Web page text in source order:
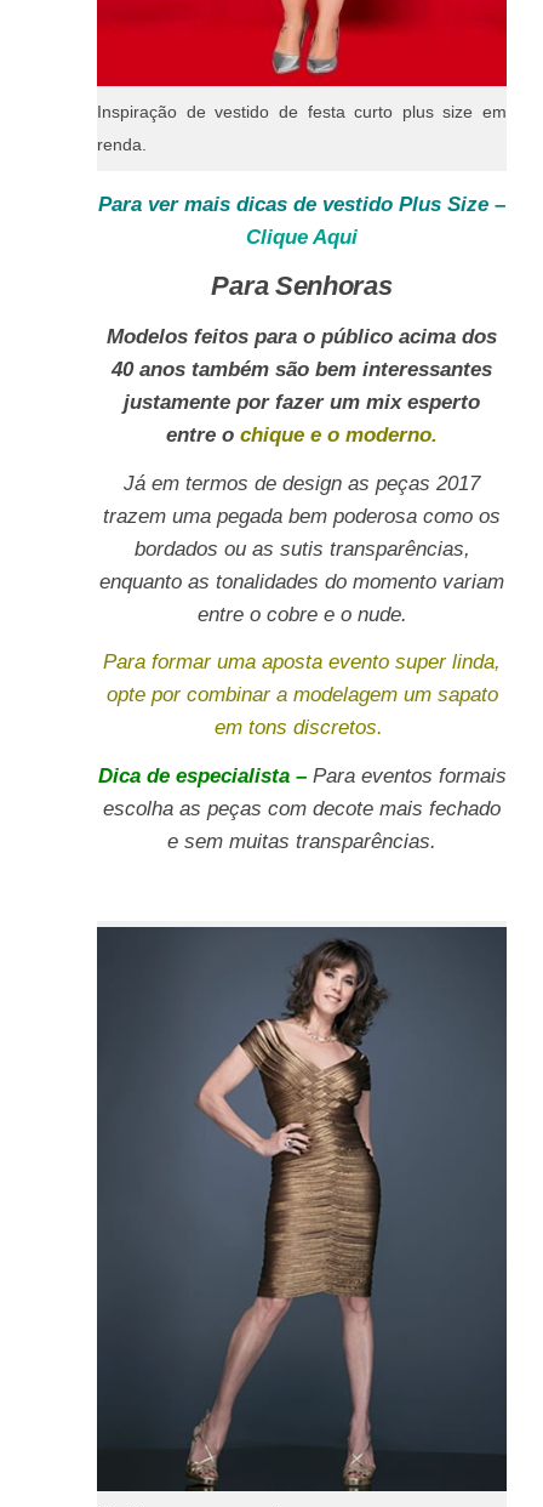
Inspiração de vestido de festa curto plus size em
renda.
Para ver mais dicas de vestido Plus Size –
Clique Aqui
Para Senhoras
Modelos feitos para o público acima dos
40 anos também são bem interessantes
justamente por fazer um mix esperto
entre o chique e o moderno.
Já em termos de design as peças 2017
trazem uma pegada bem poderosa como os
bordados ou as sutis transparências,
enquanto as tonalidades do momento variam
entre o cobre e o nude.
Para formar uma aposta evento super linda,
opte por combinar a modelagem um sapato
em tons discretos.
Dica de especialista – Para eventos formais
escolha as peças com decote mais fechado
e sem muitas transparências.